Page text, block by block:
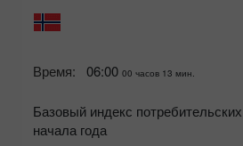
Время: 06:00 00 часов 13 мин.
Базовый индекс
начала года